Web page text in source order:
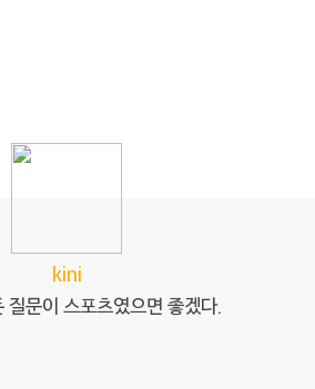
kini
질문이 스포츠였으면 좋겠다.